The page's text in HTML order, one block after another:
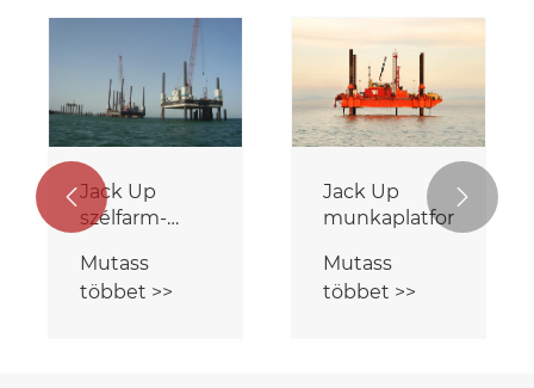
Feltárás
Önemelő
platform
Mutass
többet >>
Geológiai
Kutatás
Önfelemelő
többet >>
 